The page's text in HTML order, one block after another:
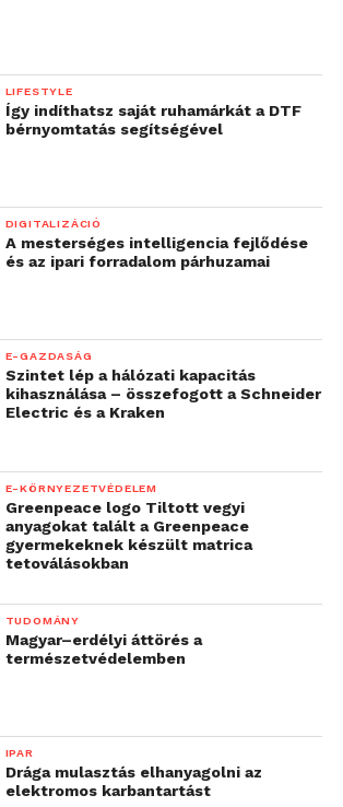
LIFESTYLE
Így indíthatsz saját ruhamárkát a DTF
bérnyomtatás segítségével
DIGITALIZÁCIÓ
A mesterséges intelligencia fejlődése
és az ipari forradalom párhuzamai
E-GAZDASÁG
Szintet lép a hálózati kapacitás
kihasználása – összefogott a Schneider
Electric és a Kraken
E-KÖRNYEZETVÉDELEM
Greenpeace logo Tiltott vegyi
anyagokat talált a Greenpeace
gyermekeknek készült matrica
tetoválásokban
TUDOMÁNY
Magyar–erdélyi áttörés a
természetvédelemben
IPAR
Drága mulasztás elhanyagolni az
elektromos karbantartást